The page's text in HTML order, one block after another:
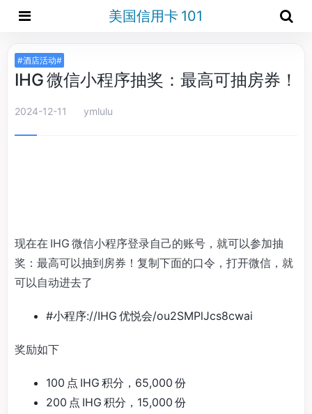
美国信用卡 101
#酒店活动#
IHG 微信小程序抽奖：最高可抽房券！
2024-12-11 ymlulu
现在在 IHG 微信小程序登录自己的账号，就可以参加抽
奖：最高可以抽到房券！复制下面的口令，打开微信，就
可以自动进去了
#小程序://IHG 优悦会/ou2SMPlJcs8cwai
奖励如下
100 点 IHG 积分，65,000 份
200 点 IHG 积分，15,000 份